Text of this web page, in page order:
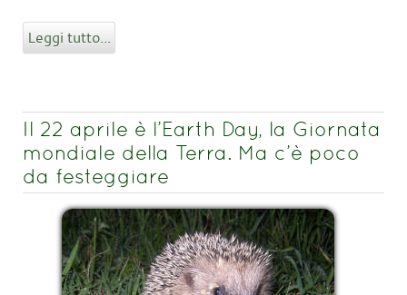
Leggi tutto...
Il 22 aprile è l’Earth Day, la Giornata
mondiale della Terra. Ma c’è poco
da festeggiare